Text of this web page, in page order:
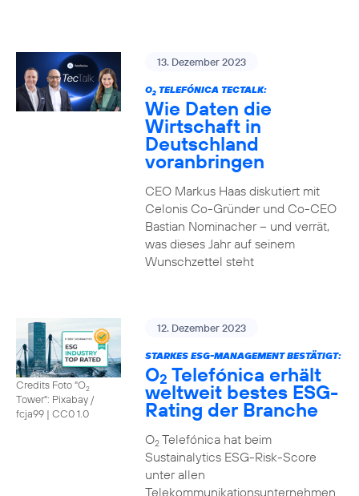
13. Dezember 2023
O2TELEFÓNICA TECTALK:
Wie Daten die
Wirtschaft in
Deutschland
voranbringen
CEO Markus Haas diskutiert mit
Celonis Co-Gründer und Co-CEO
Bastian Nominacher – und verrät,
was dieses Jahr auf seinem
Wunschzettel steht
Credits Foto "O2
Tower": Pixabay /
fcja99 | CC0 1.0
12. Dezember 2023
STARKES ESG-MANAGEMENT BESTÄTIGT:
O2 Telefónica erhält
weltweit bestes ESG-
Rating der Branche
O2Telefónica hat beim
Sustainalytics ESG-Risk-Score
unter allen
Telekommunikationsunternehmen